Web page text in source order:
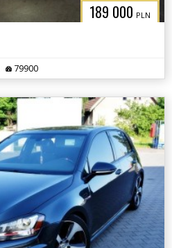
189 000 PLN
79900